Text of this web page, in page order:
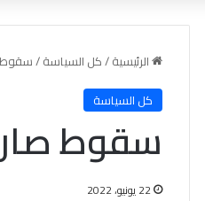
الرئيسية/كل السياسة/سقوط
كل السياسة
سقوط
22 يونيو، 2022